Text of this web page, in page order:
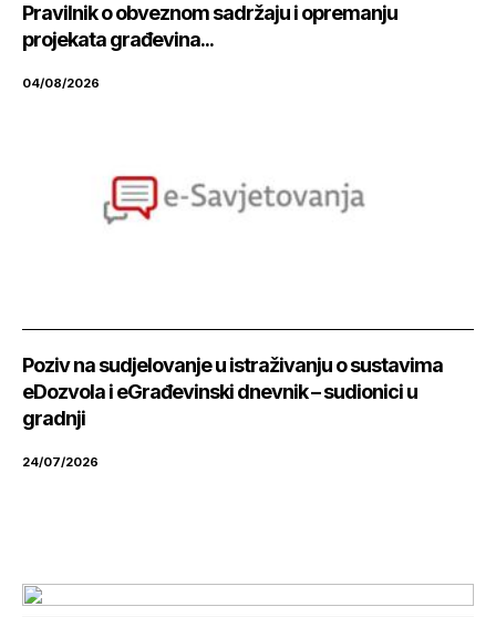
Pravilnik o obveznom sadržaju i opremanju
projekata građevina...
04/08/2026
Poziv na sudjelovanje u istraživanju o sustavima
eDozvola i eGrađevinski dnevnik – sudionici u
gradnji
24/07/2026